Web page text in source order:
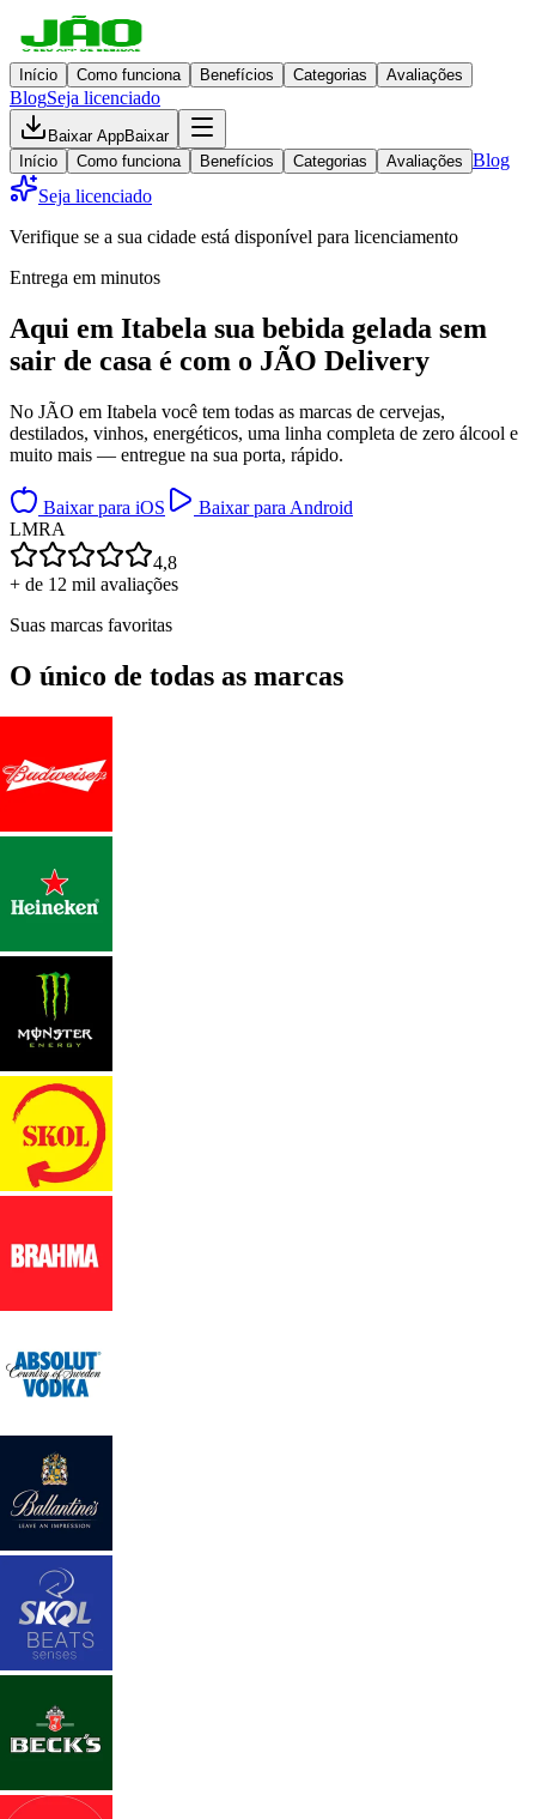
Início Como funciona Benefícios Categorias Avaliações
BlogSeja licenciado
Baixar AppBaixar
Início
Como funciona Benefícios Categorias Avaliações Blog
Seja licenciado
Verifique se a sua cidade está disponível para licenciamento
Entrega em minutos
Aqui em Itabela sua bebida gelada sem
sair de casa é com o JÃO Delivery
No JÃO em Itabela você tem todas as marcas de cervejas,
destilados, vinhos, energéticos, uma linha completa de zero álcool e
muito mais — entregue na sua porta, rápido.
Baixar para iOS
Baixar para Android
LMRA
4,8
+ de 12 mil avaliações
Suas marcas favoritas
O único de todas as marcas